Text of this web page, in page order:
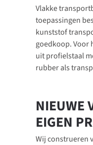
Vlakke
toepassingen
kunststof
goedkoop. Voor
uit profielstaal
rubber als
NIEUWE
EIGEN
Wij construeren